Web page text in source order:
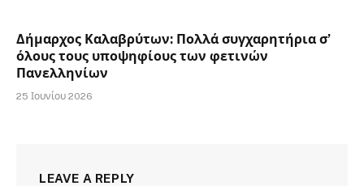
Δήμαρχος Καλαβρύτων: Πολλά συγχαρητήρια σ’
όλους τους υποψηφίους των φετινών
Πανελληνίων
25 Ιουνίου 2026
LEAVE A REPLY